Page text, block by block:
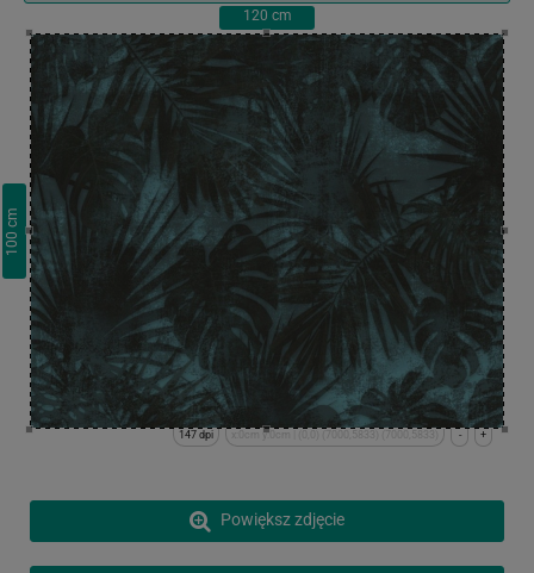
120 cm
100
cm
+
-
x:0cm y:0cm | (0,0) (7000,5833) (7000,5833)
147 dpi
Powiększ zdjęcie